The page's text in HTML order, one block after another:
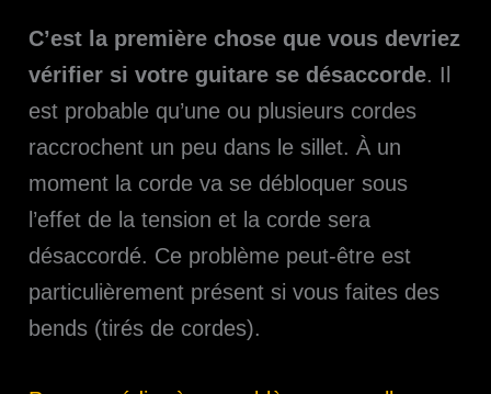
C’est la première chose que vous devriez
vérifier si votre guitare se désaccorde. Il
est probable qu’une ou plusieurs cordes
raccrochent un peu dans le sillet. À un
moment la corde va se débloquer sous
l’effet de la tension et la corde sera
désaccordé. Ce problème peut-être est
particulièrement présent si vous faites des
bends (tirés de cordes).